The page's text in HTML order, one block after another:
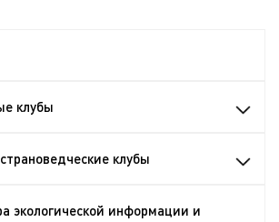
клубы
клубы
экологической информации и